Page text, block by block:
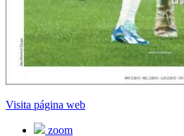
Visita página web
zoom